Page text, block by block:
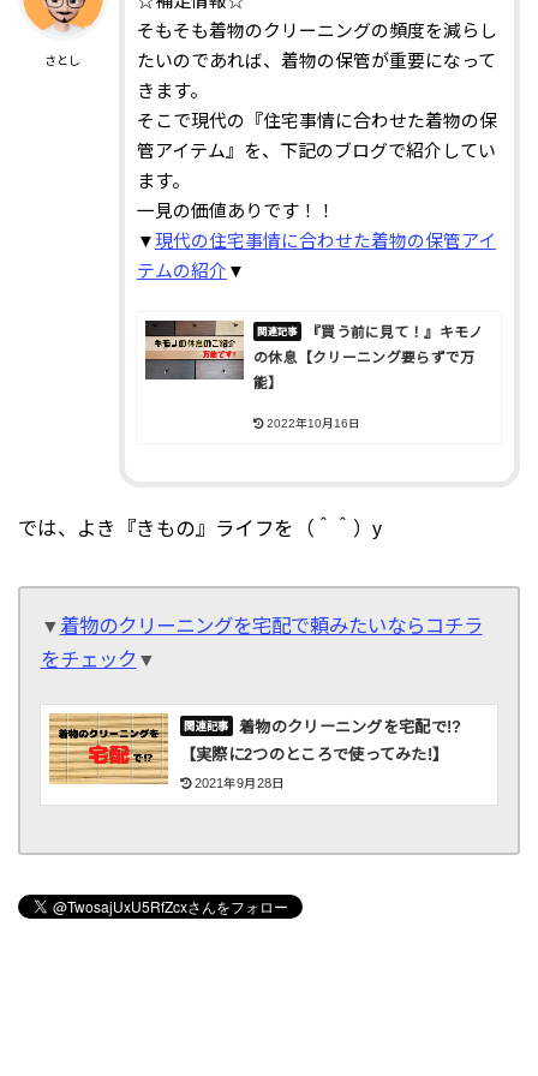
さとし
そもそも着物のクリーニングの頻度を減らし
たいのであれば、着物の保管が重要になって
きます。
そこで現代の『住宅事情に合わせた着物の保
管アイテム』を、下記のブログで紹介してい
ます。
一見の価値ありです！！
▼現代の住宅事情に合わせた着物の保管アイ
テムの紹介 ▼
『買う前に見て！』キモノ
の休息【クリーニング要らずで万
能】
2022年10月16日
では、よき『きもの』ライフを（＾＾）y
▼ 着物のクリーニングを宅配で頼みたいならコチラ
をチェック ▼
着物のクリーニングを宅配で!?
【実際に2つのところで使ってみた!】
2021年9月28日